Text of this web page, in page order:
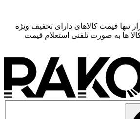
تنها قیمت کالاهای دارای تخفیف ویژه
ها به صورت تلفنی استعلام قیمت